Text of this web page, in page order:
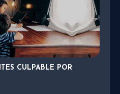
CULPABLE POR